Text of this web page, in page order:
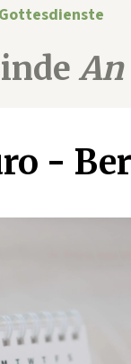
Gottesdienste
An
-